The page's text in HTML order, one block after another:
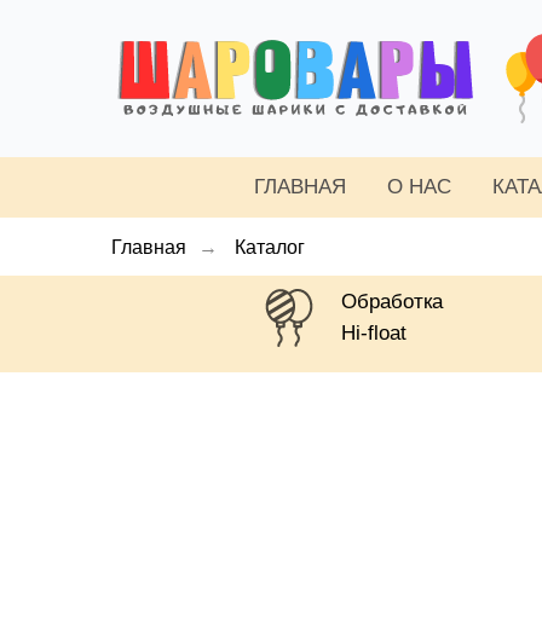
ГЛАВНАЯ О НАС
Главная → Каталог
Обработка
Hi-float